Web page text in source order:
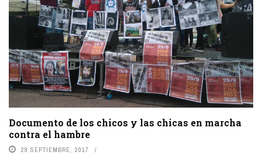
Documento de los chicos y las chicas en marcha
contra el hambre
29 SEPTIEMBRE, 2017